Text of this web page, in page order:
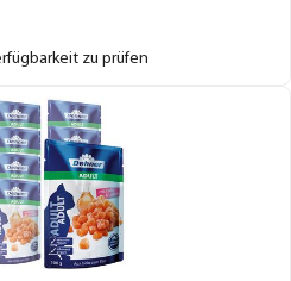
zu prüfen